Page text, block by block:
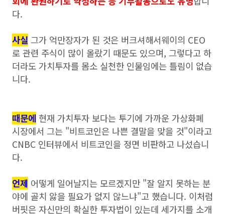
다.
사실 그가 억만장자가 된 것은 버크셔해서웨이의 CEO
로 관련 주식이 많이 올랐기 때문도 있으며, 그렇다고 하
더라도 가치투자를 몸소 실천한 인물임에는 틀림이 없습
니다.
때문에 현재 가치투자 보다는 투기에 가까운 가상화폐
시장에서 그는 "비트코인은 나쁜 결말을 맞을 것"이라고
CNBC 인터뷰에서 비트코인을 정면 비판하고 나섰습니
다.
언제 어떻게 일어날지는 모르겠지만 "잘 알지 못하는 분
야에 골치 앓을 필요가 없지 않느냐"고 했습니다. 이처럼
버핏은 자신만의 확실한 투자법이 있는데 세가지를 소개